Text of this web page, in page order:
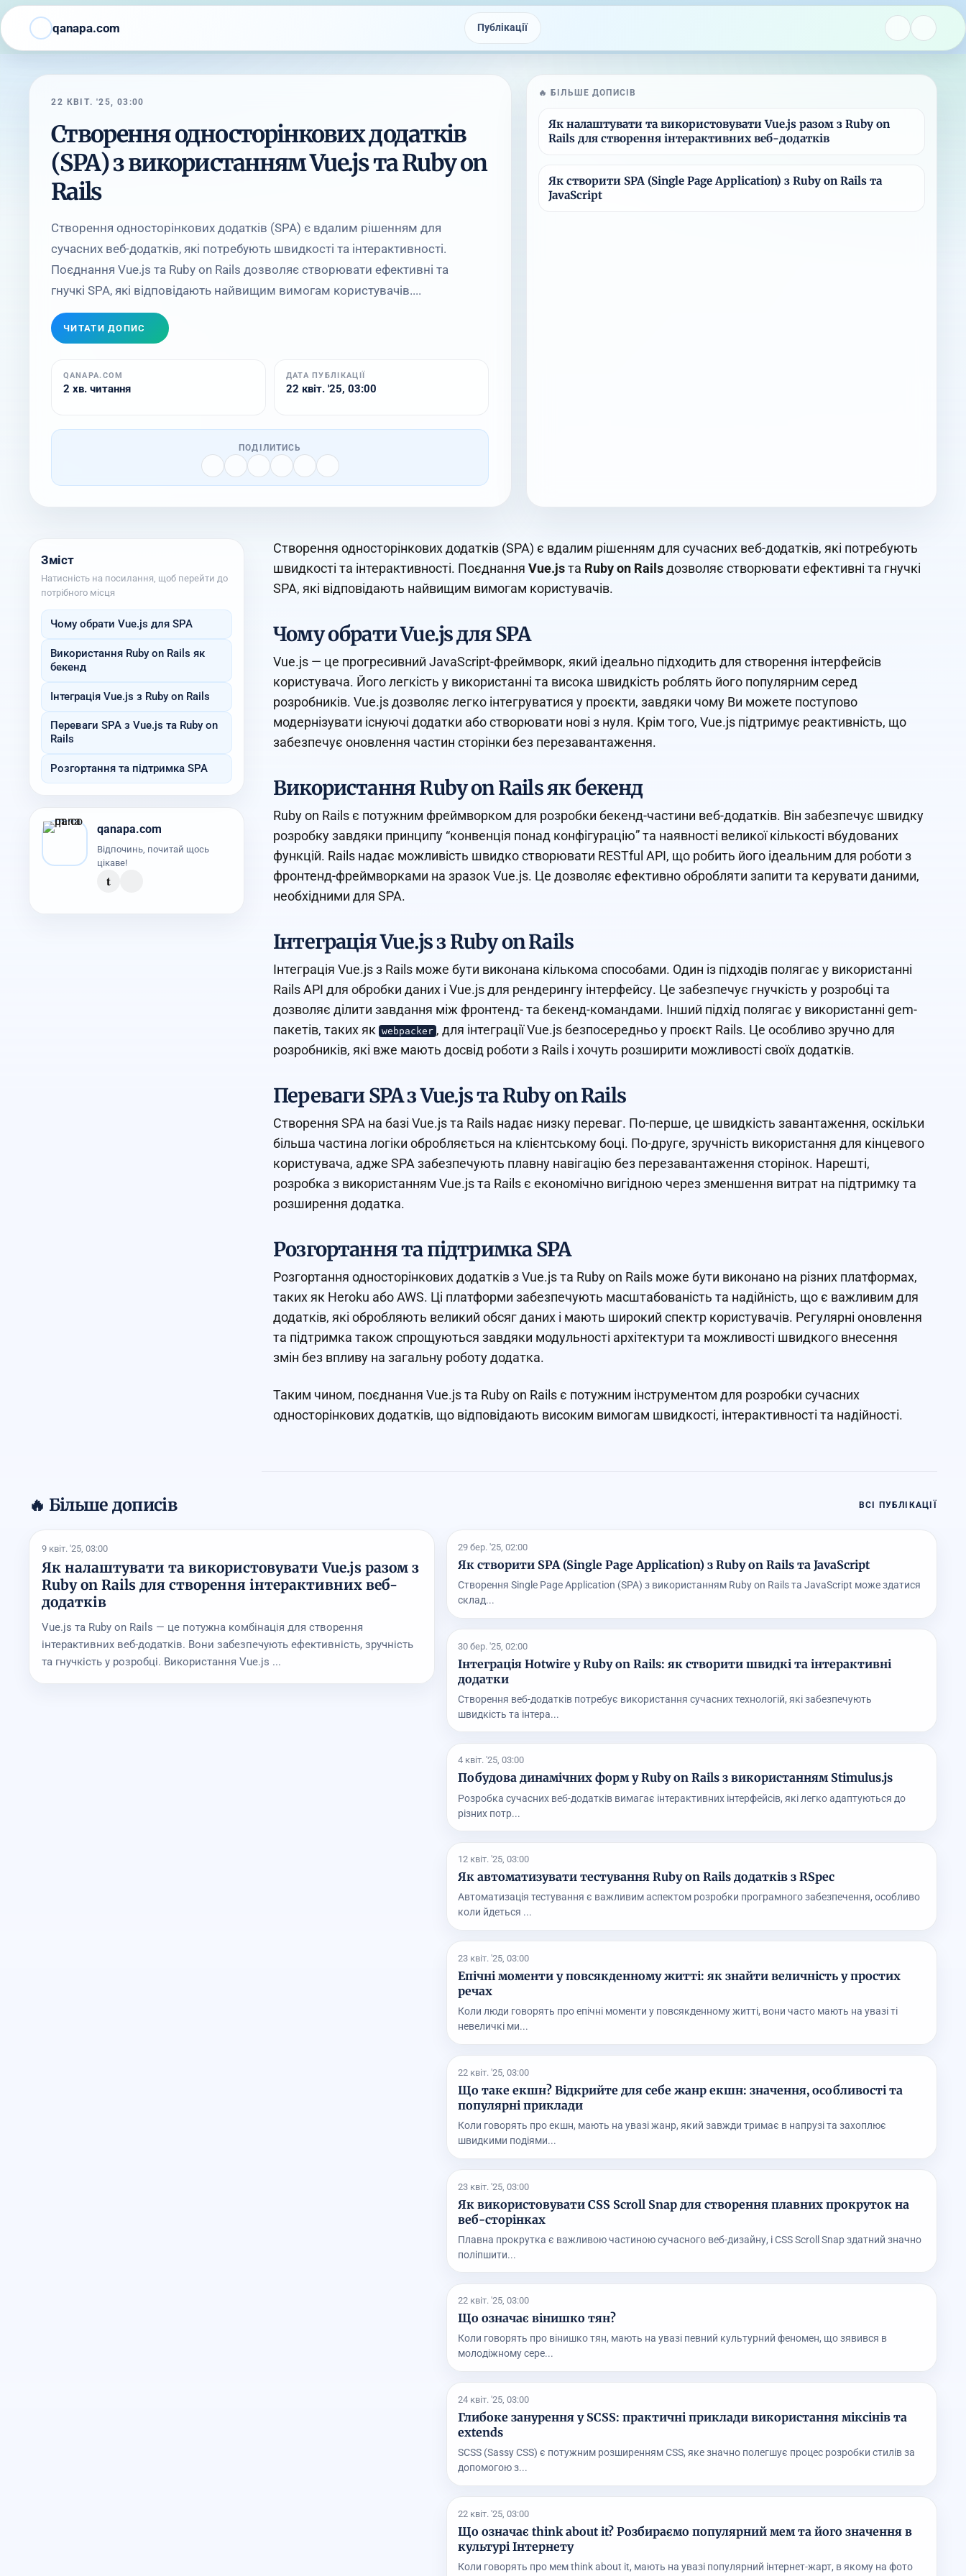
qanapa.com Публікації
22 КВІТ. '25, 03:00
Створення односторінкових додатків
(SPA) з використанням Vue.js та Ruby on
Rails
Створення односторінкових додатків (SPA) є вдалим рішенням для
сучасних веб-додатків, які потребують швидкості та інтерактивності.
Поєднання Vue.js та Ruby on Rails дозволяє створювати ефективні та
гнучкі SPA, які відповідають найвищим вимогам користувачів....
ЧИТАТИ ДОПИС
QANAPA.COM
2 хв. читання
ДАТА ПУБЛІКАЦІЇ
22 квіт. '25, 03:00
ПОДІЛИТИСЬ
🔥 БІЛЬШЕ ДОПИСІВ
Як налаштувати та використовувати Vue.js разом з Ruby on
Rails для створення інтерактивних веб-додатків
Як створити SPA (Single Page Application) з Ruby on Rails та
JavaScript
Зміст
Натисність на посилання, щоб перейти до
потрібного місця
Чому обрати Vue.js для SPA
Використання Ruby on Rails як
бекенд
Інтеграція Vue.js з Ruby on Rails
Переваги SPA з Vue.js та Ruby on
Rails
Розгортання та підтримка SPA
qanapa.com
Відпочинь, почитай щось
цікаве!
t
Створення односторінкових додатків (SPA) є вдалим рішенням для сучасних веб-додатків, які потребують
швидкості та інтерактивності. Поєднання Vue.jsта Ruby on Railsдозволяє створювати ефективні та гнучкі
SPA, які відповідають найвищим вимогам користувачів.
Чому обрати Vue.js для SPA
Vue.js — це прогресивний JavaScript-фреймворк, який ідеально підходить для створення інтерфейсів
користувача. Його легкість у використанні та висока швидкість роблять його популярним серед
розробників. Vue.js дозволяє легко інтегруватися у проєкти, завдяки чому Ви можете поступово
модернізувати існуючі додатки або створювати нові з нуля. Крім того, Vue.js підтримує реактивність, що
забезпечує оновлення частин сторінки без перезавантаження.
Використання Ruby on Rails як бекенд
Ruby on Rails є потужним фреймворком для розробки бекенд-частини веб-додатків. Він забезпечує швидку
розробку завдяки принципу “конвенція понад конфігурацію” та наявності великої кількості вбудованих
функцій. Rails надає можливість швидко створювати RESTful API, що робить його ідеальним для роботи з
фронтенд-фреймворками на зразок Vue.js. Це дозволяє ефективно обробляти запити та керувати даними,
необхідними для SPA.
Інтеграція Vue.js з Ruby on Rails
Інтеграція Vue.js з Rails може бути виконана кількома способами. Один із підходів полягає у використанні
Rails API для обробки даних і Vue.js для рендерингу інтерфейсу. Це забезпечує гнучкість у розробці та
дозволяє ділити завдання між фронтенд- та бекенд-командами. Інший підхід полягає у використанні gem-
пакетів, таких як webpacker , для інтеграції Vue.js безпосередньо у проєкт Rails. Це особливо зручно для
розробників, які вже мають досвід роботи з Rails і хочуть розширити можливості своїх додатків.
Переваги SPA з Vue.js та Ruby on Rails
Створення SPA на базі Vue.js та Rails надає низку переваг. По-перше, це швидкість завантаження, оскільки
більша частина логіки обробляється на клієнтському боці. По-друге, зручність використання для кінцевого
користувача, адже SPA забезпечують плавну навігацію без перезавантаження сторінок. Нарешті,
розробка з використанням Vue.js та Rails є економічно вигідною через зменшення витрат на підтримку та
розширення додатка.
Розгортання та підтримка SPA
Розгортання односторінкових додатків з Vue.js та Ruby on Rails може бути виконано на різних платформах,
таких як Heroku або AWS. Ці платформи забезпечують масштабованість та надійність, що є важливим для
додатків, які обробляють великий обсяг даних і мають широкий спектр користувачів. Регулярні оновлення
та підтримка також спрощуються завдяки модульності архітектури та можливості швидкого внесення
змін без впливу на загальну роботу додатка.
Таким чином, поєднання Vue.js та Ruby on Rails є потужним інструментом для розробки сучасних
односторінкових додатків, що відповідають високим вимогам швидкості, інтерактивності та надійності.
🔥 Більше дописів ВСІ ПУБЛІКАЦІЇ
9 квіт. '25, 03:00
Як налаштувати та використовувати Vue.js разом з
Ruby on Rails для створення інтерактивних веб-
додатків
Vue.js та Ruby on Rails — це потужна комбінація для створення
інтерактивних веб-додатків. Вони забезпечують ефективність, зручність
та гнучкість у розробці. Використання Vue.js ...
29 бер. '25, 02:00
Як створити SPA (Single Page Application) з Ruby on Rails та JavaScript
Створення Single Page Application (SPA) з використанням Ruby on Rails та JavaScript може здатися
склад...
30 бер. '25, 02:00
Інтеграція Hotwire у Ruby on Rails: як створити швидкі та інтерактивні
додатки
Створення веб-додатків потребує використання сучасних технологій, які забезпечують
швидкість та інтера...
4 квіт. '25, 03:00
Побудова динамічних форм у Ruby on Rails з використанням Stimulus.js
Розробка сучасних веб-додатків вимагає інтерактивних інтерфейсів, які легко адаптуються до
різних потр...
12 квіт. '25, 03:00
Як автоматизувати тестування Ruby on Rails додатків з RSpec
Автоматизація тестування є важливим аспектом розробки програмного забезпечення, особливо
коли йдеться ...
23 квіт. '25, 03:00
Епічні моменти у повсякденному житті: як знайти величність у простих
речах
Коли люди говорять про епічні моменти у повсякденному житті, вони часто мають на увазі ті
невеличкі ми...
22 квіт. '25, 03:00
Що таке екшн? Відкрийте для себе жанр екшн: значення, особливості та
популярні приклади
Коли говорять про екшн, мають на увазі жанр, який завжди тримає в напрузі та захоплює
швидкими подіями...
23 квіт. '25, 03:00
Як використовувати CSS Scroll Snap для створення плавних прокруток на
веб-сторінках
Плавна прокрутка є важливою частиною сучасного веб-дизайну, і CSS Scroll Snap здатний значно
поліпшити...
22 квіт. '25, 03:00
Що означає вінишко тян?
Коли говорять про вінишко тян, мають на увазі певний культурний феномен, що зявився в
молодіжному сере...
24 квіт. '25, 03:00
Глибоке занурення у SCSS: практичні приклади використання міксінів та
extends
SCSS (Sassy CSS) є потужним розширенням CSS, яке значно полегшує процес розробки стилів за
допомогою з...
22 квіт. '25, 03:00
Що означає think about it? Розбираємо популярний мем та його значення в
культурі Інтернету
Коли говорять про мем think about it, мають на увазі популярний інтернет-жарт, в якому на фото